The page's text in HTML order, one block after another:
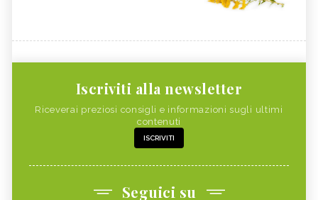
Iscriviti alla newsletter
Riceverai preziosi consigli e informazioni sugli ultimi
contenuti
ISCRIVITI
Seguici su